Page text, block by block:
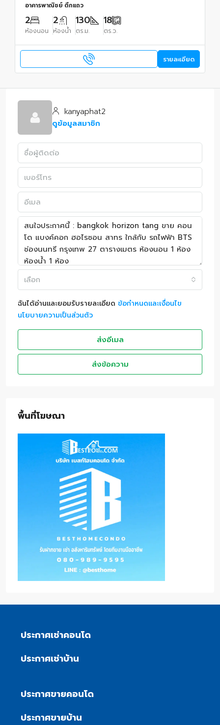
อาคารพาณิชย์ ตึกแถว
2
ห้องนอน
2
ห้องน้ำ
130
ตร.ม.
18
ตร.ว.
รายละเอียด
kanyaphat2
ดูข้อมูลสมาชิก
เลือก
ฉันได้อ่านและยอมรับรายละเอียด ข้อกำหนดและเงื่อนไข
นโยบายความเป็นส่วนตัว
ส่งอีเมล
ส่งข้อความ
พื้นที่โฆษณา
ประกาศเช่าคอนโด
ประกาศเช่าบ้าน
ประกาศขายคอนโด
ประกาศขายบ้าน